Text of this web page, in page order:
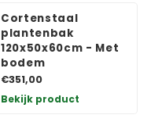
Cortenstaal
plantenbak
120x50x60cm - Met
bodem
€351,00
Bekijk product